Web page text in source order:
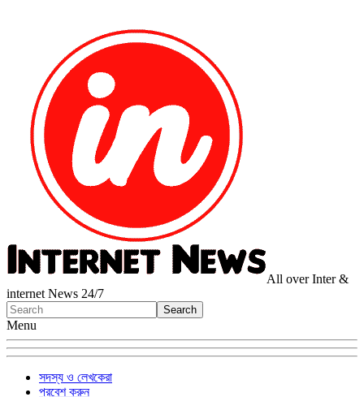
All over Inter &
internet News 24/7
Menu
সদস্য ও লেখকেরা
প্রবেশ করুন